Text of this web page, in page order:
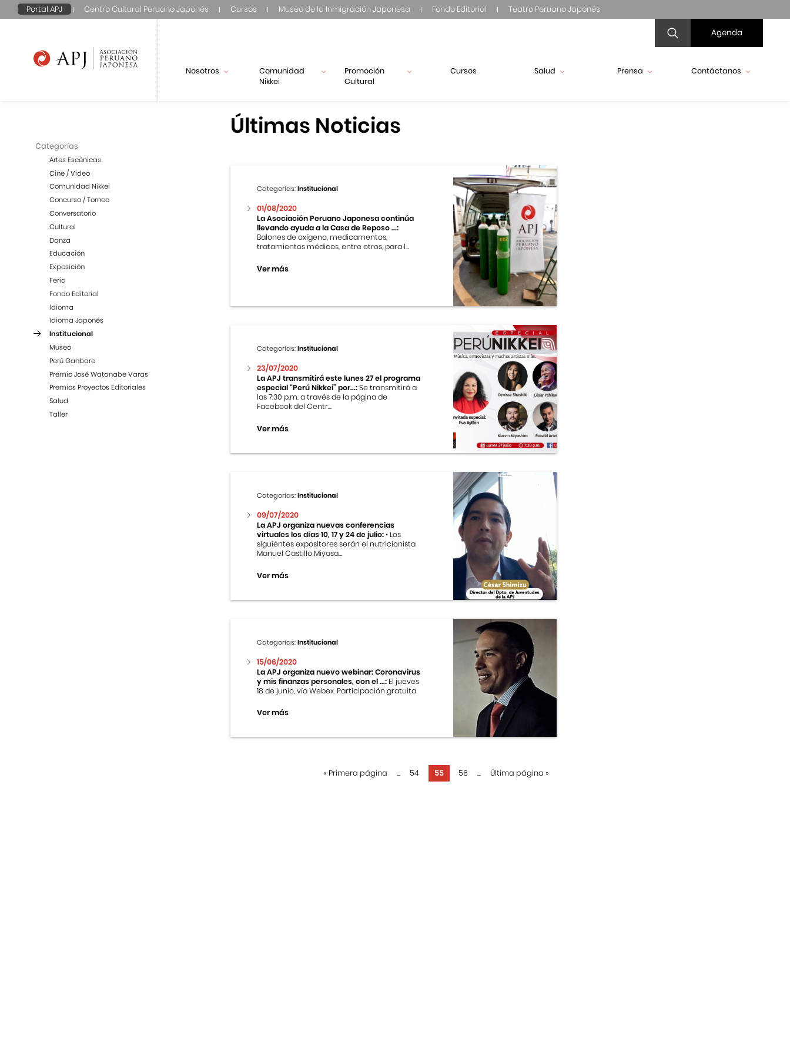
Portal APJ Centro Cultural Peruano Japonés Cursos Museo de la Inmigración Japonesa Fondo Editorial Teatro Peruano Japonés
Agenda
Nosotros
Comunidad
Nikkei
Promoción
Cultural
Cursos Salud Prensa Contáctanos
Categorías
Artes Escénicas
Cine / Video
Comunidad Nikkei
Concurso / Torneo
Conversatorio
Cultural
Danza
Educación
Exposición
Feria
Fondo Editorial
Idioma
Idioma Japonés
Institucional
Museo
Perú Ganbare
Premio José Watanabe Varas
Premios Proyectos Editoriales
Salud
Taller
Últimas Noticias
Categorías:Institucional
01/08/2020
La Asociación Peruano Japonesa continúa
llevando ayuda a la Casa de Reposo ...:
Balones de oxígeno, medicamentos,
tratamientos médicos, entre otros, para l...
Ver más
Categorías:Institucional
23/07/2020
La APJ transmitirá este lunes 27 el programa
especial “Perú Nikkei” por...:Se transmitirá a
las 7:30 p.m. a través de la página de
Facebook del Centr...
Ver más
Categorías:Institucional
09/07/2020
La APJ organiza nuevas conferencias
virtuales los días 10, 17 y 24 de julio:• Los
siguientes expositores serán el nutricionista
Manuel Castillo Miyasa...
Ver más
Categorías:Institucional
15/06/2020
La APJ organiza nuevo webinar: Coronavirus
y mis finanzas personales, con el ...: El jueves
18 de junio, vía Webex. Participación gratuita
Ver más
« Primera página ... 54 55 56 ... Última página »